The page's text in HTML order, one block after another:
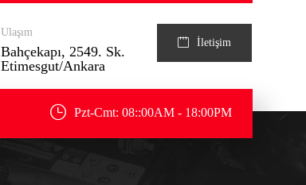
İletişim
Ulaşım
Bahçekapı, 2549. Sk.
Etimesgut/Ankara
Pzt-Cmt: 08::00AM - 18:00PM